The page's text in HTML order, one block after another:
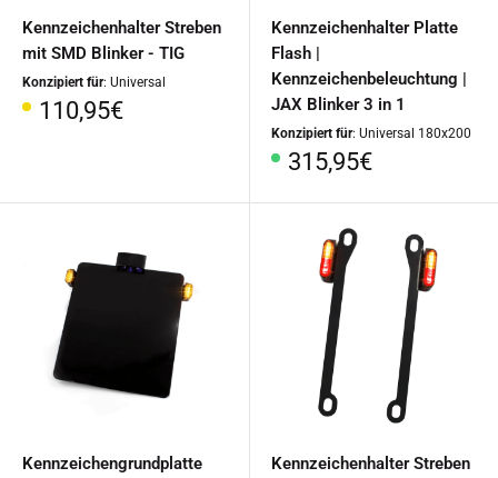
Kennzeichenhalter Streben
mit SMD Blinker - TIG
Konzipiert für: Universal
Sonderpreis
110,95€
Kennzeichenhalter Platte
Flash |
Kennzeichenbeleuchtung |
JAX Blinker 3 in 1
Konzipiert für: Universal 180x200
Sonderpreis
315,95€
Kennzeichengrundplatte
Kennzeichenhalter Streben